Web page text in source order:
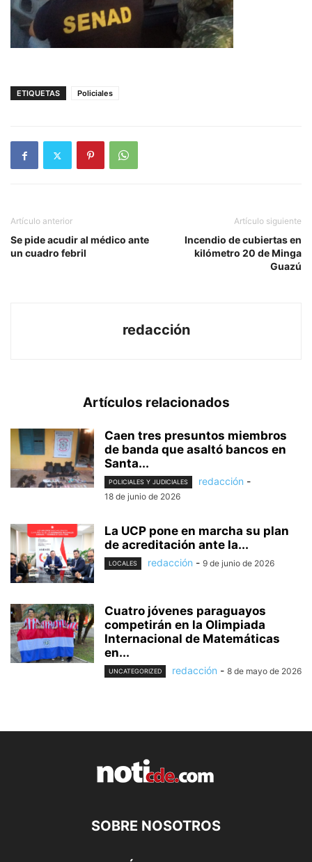
ETIQUETAS Policiales
Artículo anterior
Se pide acudir al médico ante
un cuadro febril
Artículo siguiente
Incendio de cubiertas en
kilómetro 20 de Minga
Guazú
redacción
Artículos relacionados
Caen tres presuntos miembros
de banda que asaltó bancos en
Santa...
POLICIALES Y JUDICIALES redacción -
18 de junio de 2026
La UCP pone en marcha su plan
de acreditación ante la...
LOCALES redacción - 9 de junio de 2026
Cuatro jóvenes paraguayos
competirán en la Olimpiada
Internacional de Matemáticas
en...
UNCATEGORIZED redacción - 8 de mayo de 2026
SOBRE NOSOTROS